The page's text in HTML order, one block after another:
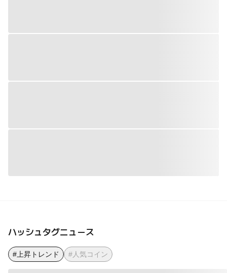
ハッシュタグニュース
#上昇トレンド #人気コイン